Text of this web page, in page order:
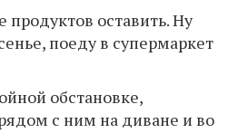
оставить. Ну
поеду в супермаркет
обстановке,
с ним на диване и во